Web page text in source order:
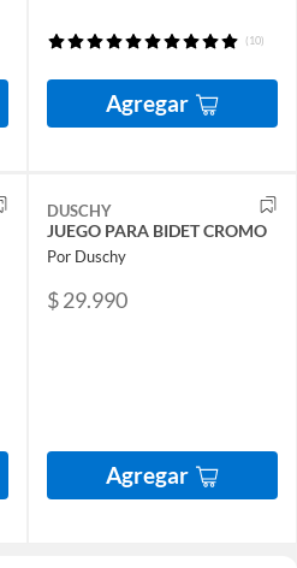
(10)
Agregar
DUSCHY
JUEGO PARA BIDET CROMO
Por Duschy
$ 29.990
Agregar